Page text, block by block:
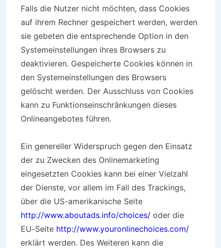
Falls die Nutzer nicht möchten, dass Cookies
auf ihrem Rechner gespeichert werden, werden
sie gebeten die entsprechende Option in den
Systemeinstellungen ihres Browsers zu
deaktivieren. Gespeicherte Cookies können in
den Systemeinstellungen des Browsers
gelöscht werden. Der Ausschluss von Cookies
kann zu Funktionseinschränkungen dieses
Onlineangebotes führen.
Ein genereller Widerspruch gegen den Einsatz
der zu Zwecken des Onlinemarketing
eingesetzten Cookies kann bei einer Vielzahl
der Dienste, vor allem im Fall des Trackings,
über die US-amerikanische Seite
http://www.aboutads.info/choices/ oder die
EU-Seite http://www.youronlinechoices.com/
erklärt werden. Des Weiteren kann die